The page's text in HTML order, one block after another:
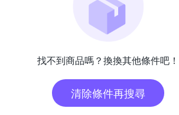
找不到商品嗎？換換其他條件吧！
清除條件再搜尋